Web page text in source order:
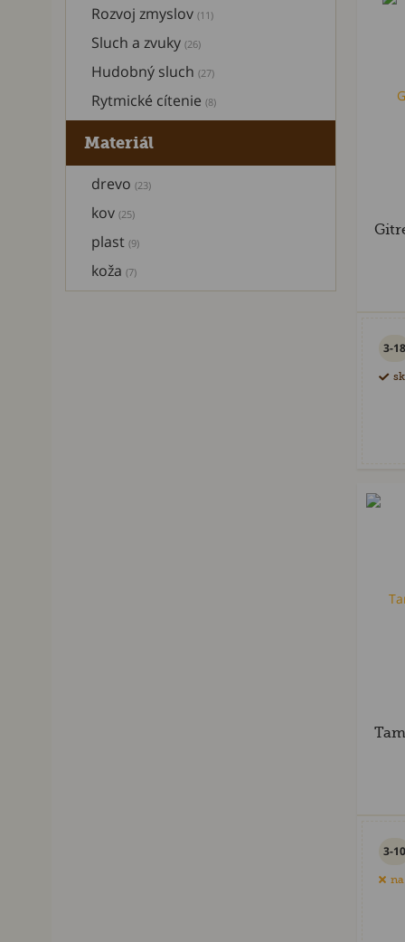
Rozvoj zmyslov (11)
Sluch a zvuky (26)
Hudobný sluch (27)
Rytmické cítenie (8)
Materiál
drevo (23)
kov (25)
plast (9)
koža (7)
3-18
3-10